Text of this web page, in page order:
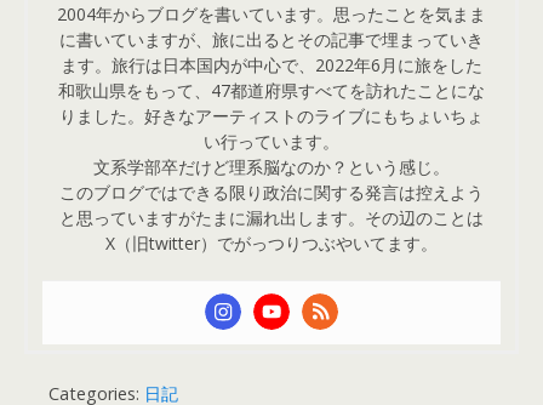
2004年からブログを書いています。思ったことを気まま
に書いていますが、旅に出るとその記事で埋まっていき
ます。旅行は日本国内が中心で、2022年6月に旅をした
和歌山県をもって、47都道府県すべてを訪れたことにな
りました。好きなアーティストのライブにもちょいちょ
い行っています。
文系学部卒だけど理系脳なのか？という感じ。
このブログではできる限り政治に関する発言は控えよう
と思っていますがたまに漏れ出します。その辺のことは
X（旧twitter）でがっつりつぶやいてます。
Categories: 日記